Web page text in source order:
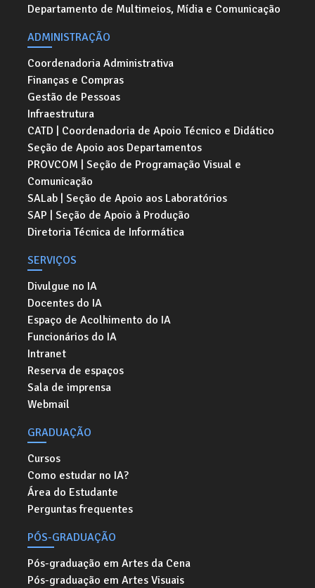
Departamento de Multimeios, Mídia e Comunicação
ADMINISTRAÇÃO
Coordenadoria Administrativa
Finanças e Compras
Gestão de Pessoas
Infraestrutura
CATD | Coordenadoria de Apoio Técnico e Didático
Seção de Apoio aos Departamentos
PROVCOM | Seção de Programação Visual e
Comunicação
SALab | Seção de Apoio aos Laboratórios
SAP | Seção de Apoio à Produção
Diretoria Técnica de Informática
SERVIÇOS
Divulgue no IA
Docentes do IA
Espaço de Acolhimento do IA
Funcionários do IA
Intranet
Reserva de espaços
Sala de imprensa
Webmail
GRADUAÇÃO
Cursos
Como estudar no IA?
Área do Estudante
Perguntas frequentes
PÓS-GRADUAÇÃO
Pós-graduação em Artes da Cena
Pós-graduação em Artes Visuais